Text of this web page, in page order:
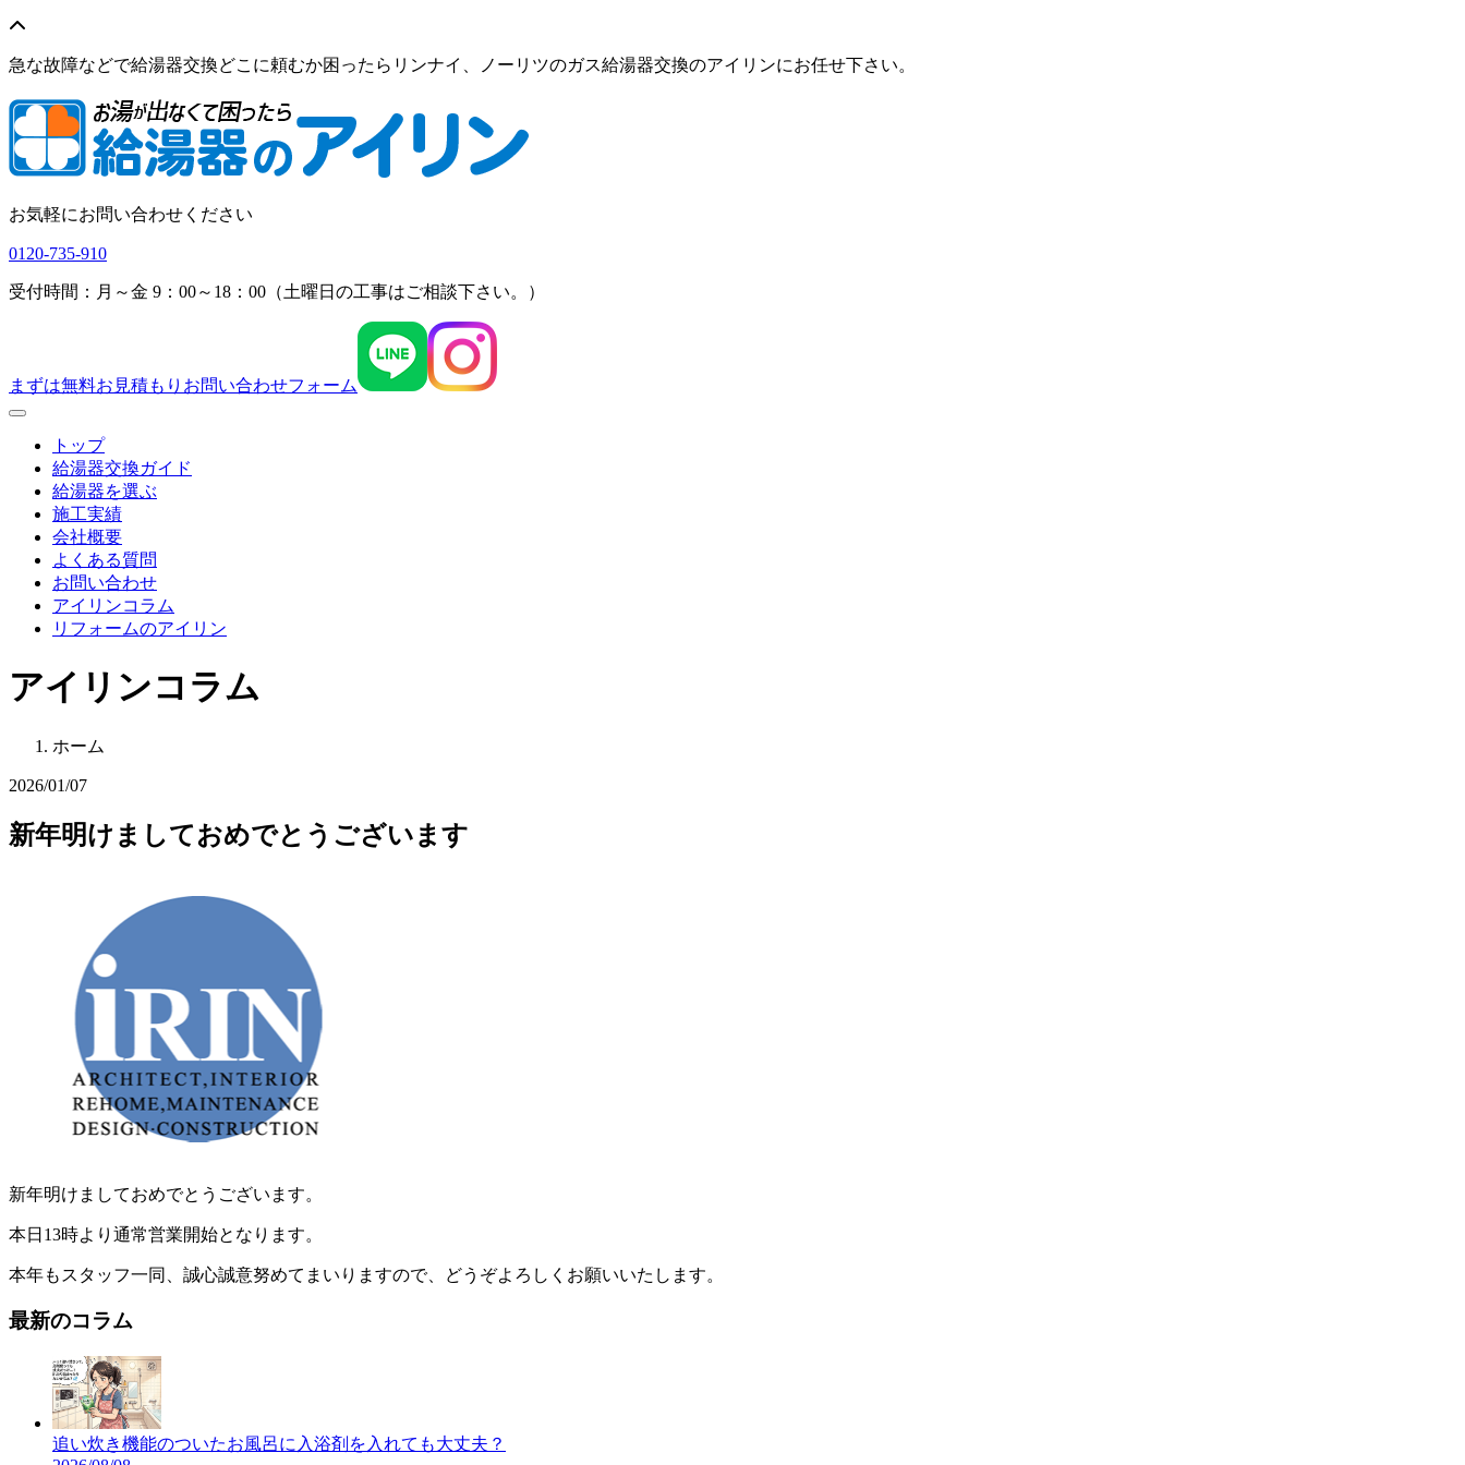
急な故障などで給湯器交換どこに頼むか困ったらリンナイ、ノーリツのガス給湯器交換のアイリンにお任せ下さい。
お気軽にお問い合わせください
0120-735-910
受付時間：月～金 9：00～18：00（土曜日の工事はご相談下さい。）
まずは無料お見積もり お問い合わせフォーム
Menu
トップ
給湯器交換ガイド
給湯器を選ぶ
施工実績
会社概要
よくある質問
お問い合わせ
アイリンコラム
リフォームのアイリン
アイリンコラム
ホーム
2026/01/07
新年明けましておめでとうございます
新年明けましておめでとうございます。
本日13時より通常営業開始となります。
本年もスタッフ一同、誠心誠意努めてまいりますので、どうぞよろしくお願いいたします。
最新のコラム
追い炊き機能のついたお風呂に入浴剤を入れても大丈夫？